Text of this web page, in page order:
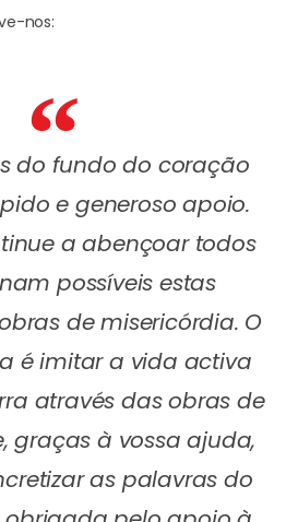
nos:
do fundo do coração
e generoso apoio.
a abençoar todos
possíveis estas
de misericórdia. O
é imitar a vida activa
através das obras de
graças à vossa ajuda,
as palavras do